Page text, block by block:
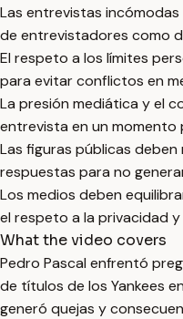
Las entrevistas
de entrevistadores como
El respeto a los límites
para evitar conflictos en
La presión mediática y el
entrevista en un momento
Las figuras públicas
respuestas para no
Los medios deben
el respeto a la privacidad y
What the video covers
Pedro Pascal enfrentó
de títulos de los Yankees
generó quejas y